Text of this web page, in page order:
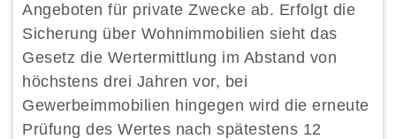
Angeboten für private Zwecke ab. Erfolgt die
Sicherung über Wohnimmobilien sieht das
Gesetz die Wertermittlung im Abstand von
höchstens drei Jahren vor, bei
Gewerbeimmobilien hingegen wird die erneute
Prüfung des Wertes nach spätestens 12